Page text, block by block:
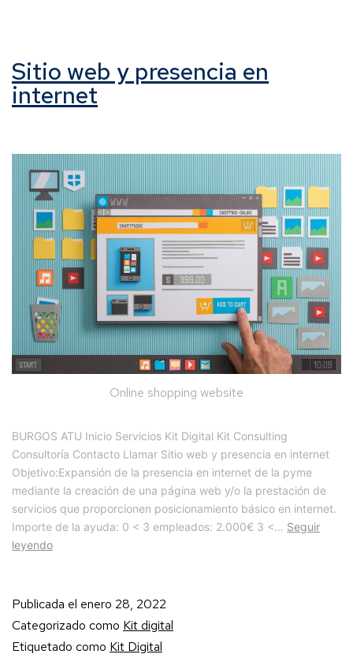
Sitio web y presencia en
internet
Online shopping website
BURGOS ATU Inicio Servicios Kit Digital Kit Consulting
Consultoría Contacto Llamar Sitio web y presencia en internet
Objetivo:Expansión de la presencia en internet de la pyme
mediante la creación de una página web y/o la prestación de
servicios que proporcionen posicionamiento básico en internet.
Importe de la ayuda: 0 < 3 empleados: 2.000€ 3 <… Seguir
leyendo
Publicada el enero 28, 2022
Categorizado como Kit digital
Etiquetado como Kit Digital